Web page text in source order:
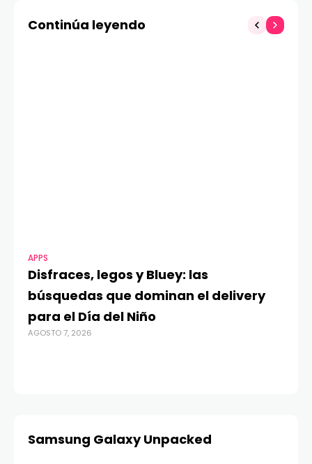
sala blanca para las
Continúa leyendo
APPS
Disfraces, legos y Bluey: las
búsquedas que dominan el delivery
para el Día del Niño
AGOSTO 7, 2026
Samsung Galaxy Unpacked